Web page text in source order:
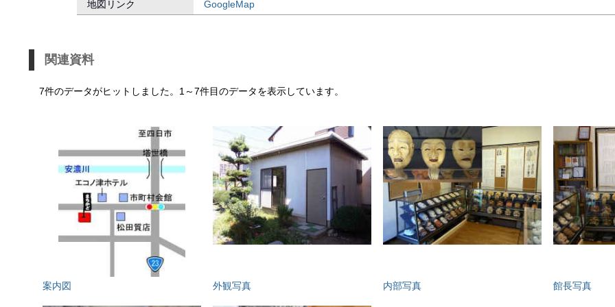
地図リンク GoogleMap
関連資料
7件のデータがヒットしました。1～7件目のデータを表示しています。
案内図 外観写真 内部写真 館長写真